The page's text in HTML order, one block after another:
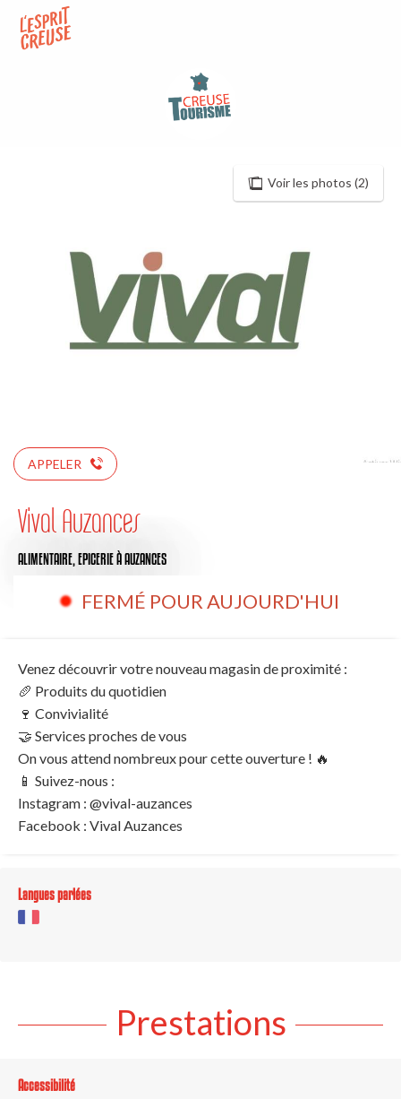
contenu
Voir les photos (2)
APPELER
Vival Auzances
ALIMENTAIRE, EPICERIEÀ AUZANCES
FERMÉ POUR AUJOURD'HUI
Venez découvrir votre nouveau magasin de proximité :
🥖 Produits du quotidien
🍷 Convivialité
🤝 Services proches de vous
On vous attend nombreux pour cette ouverture ! 🔥
📱 Suivez-nous :
Instagram : @vival-auzances
Facebook : Vival Auzances
Langues parlées
Prestations
Accessibilité